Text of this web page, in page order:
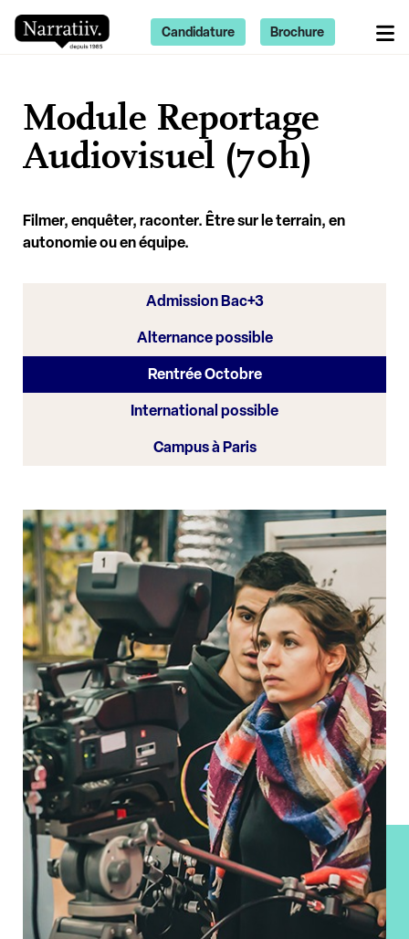
Module Reportage
Audiovisuel (70h)
Filmer, enquêter, raconter. Être sur le terrain, en
autonomie ou en équipe.
Admission Bac+3
Alternance possible
Rentrée Octobre
International possible
Campus à Paris
Candidature Brochure